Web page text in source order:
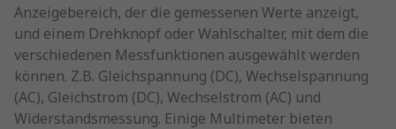
Anzeigebereich, der die gemessenen Werte anzeigt,
und einem Drehknopf oder Wahlschalter, mit dem die
verschiedenen Messfunktionen ausgewählt werden
können. Z.B. Gleichspannung (DC), Wechselspannung
(AC), Gleichstrom (DC), Wechselstrom (AC) und
Widerstandsmessung. Einige Multimeter bieten